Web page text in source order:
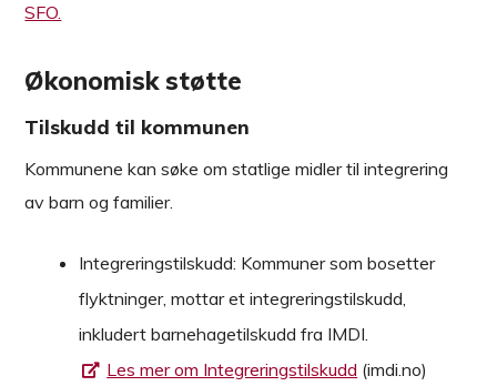
SFO.
Økonomisk støtte
Tilskudd til kommunen
Kommunene kan søke om statlige midler til integrering
av barn og familier.
Integreringstilskudd: Kommuner som bosetter
flyktninger, mottar et integreringstilskudd,
inkludert barnehagetilskudd fra IMDI.
Les mer om Integreringstilskudd (imdi.no)